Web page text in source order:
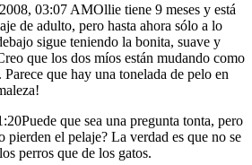
03:07 AMOllie tiene 9 meses y está
de adulto, pero hasta ahora sólo a lo
sigue teniendo la bonita, suave y
que los dos míos están mudando como
que hay una tonelada de pelo en
que sea una pregunta tonta, pero
pierden el pelaje? La verdad es que no se
perros que de los gatos.